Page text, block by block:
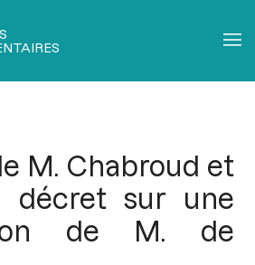
M. Chabroud et
décret sur une
de M. de